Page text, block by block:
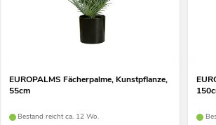
EUROPALMS Fächerpalme, Kunstpflanze,
55cm
Bestand reicht ca. 12 Wo.